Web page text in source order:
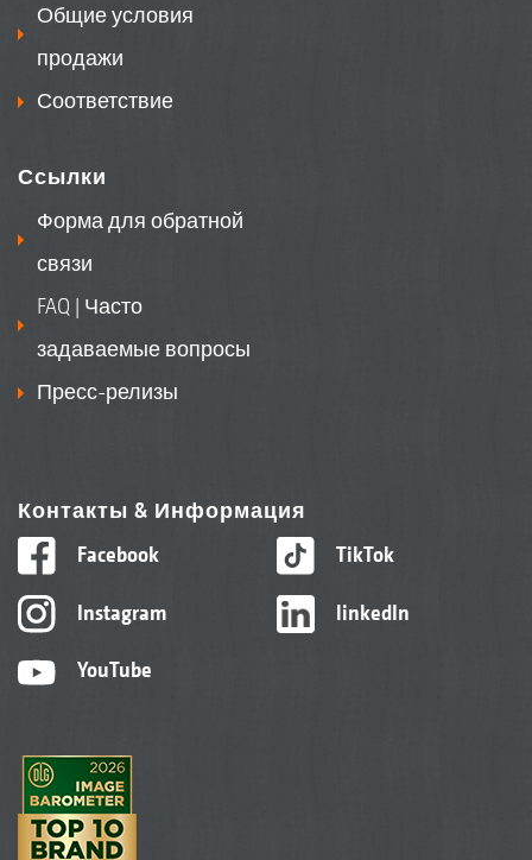
Общие условия
продажи
Соответствие
Ссылки
Форма для обратной
связи
FAQ | Часто
задаваемые вопросы
Пресс-релизы
Контакты & Информация
Facebook
Instagram
YouTube
TikTok
linkedIn